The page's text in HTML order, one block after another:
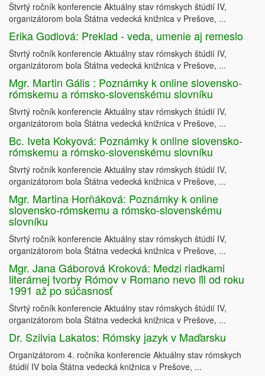
Štvrtý ročník konferencie Aktuálny stav rómskych štúdií IV,
organizátorom bola Štátna vedecká knižnica v Prešove, ...
Erika Godlová: Preklad - veda, umenie aj remeslo
Štvrtý ročník konferencie Aktuálny stav rómskych štúdií IV,
organizátorom bola Štátna vedecká knižnica v Prešove, ...
Mgr. Martin Gális : Poznámky k online slovensko-
rómskemu a rómsko-slovenskému slovníku
Štvrtý ročník konferencie Aktuálny stav rómskych štúdií IV,
organizátorom bola Štátna vedecká knižnica v Prešove, ...
Bc. Iveta Kokyová: Poznámky k online slovensko-
rómskemu a rómsko-slovenskému slovníku
Štvrtý ročník konferencie Aktuálny stav rómskych štúdií IV,
organizátorom bola Štátna vedecká knižnica v Prešove, ...
Mgr. Martina Horňáková: Poznámky k online
slovensko-rómskemu a rómsko-slovenskému
slovníku
Štvrtý ročník konferencie Aktuálny stav rómskych štúdií IV,
organizátorom bola Štátna vedecká knižnica v Prešove, ...
Mgr. Jana Gáborová Kroková: Medzi riadkami
literárnej tvorby Rómov v Romano nevo ľil od roku
1991 až po súčasnosť
Štvrtý ročník konferencie Aktuálny stav rómskych štúdií IV,
organizátorom bola Štátna vedecká knižnica v Prešove, ...
Dr. Szilvia Lakatos: Rómsky jazyk v Maďarsku
Organizátorom 4. ročníka konferencie Aktuálny stav rómskych
štúdií IV bola Štátna vedecká knižnica v Prešove, ...